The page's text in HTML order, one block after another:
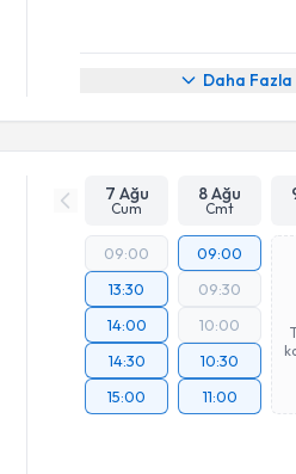
Daha
7 Ağu
Cum
8 Ağu
Cmt
09:00
13:30
14:00
14:30
15:00
09:00
09:30
10:00
10:30
11:00